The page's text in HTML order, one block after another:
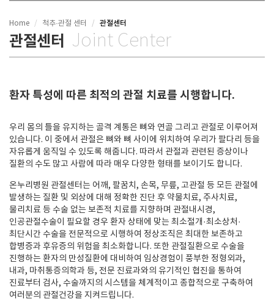
관절센터 Joint Center
Home 척추·관절 센터 관절센터
환자 특성에 따른 최적의 관절 치료를 시행합니다.
우리 몸의 틀을 유지하는 골격 계통은 뼈와 연골 그리고 관절로 이루어져
있습니다. 이 중에서 관절은 뼈와 뼈 사이에 위치하여 우리가 팔다리 등을
자유롭게 움직일 수 있도록 해줍니다. 따라서 관절과 관련된 증상이나
질환의 수도 많고 사람에 따라 매우 다양한 형태를 보이기도 합니다.
온누리병원 관절센터는 어깨, 팔꿈치, 손목, 무릎, 고관절 등 모든 관절에
발생하는 질환 및 외상에 대해 정확한 진단 후 약물치료, 주사치료,
물리치료 등 수술 없는 보존적 치료를 지향하며 관절내시경,
인공관절수술이 필요할 경우 환자 상태에 맞는 최소절개·최소상처·
최단시간 수술을 전문적으로 시행하여 정상조직은 최대한 보존하고
합병증과 후유증의 위험을 최소화합니다. 또한 관절질환으로 수술을
진행하는 환자의 만성질환에 대비하여 임상경험이 풍부한 정형외과,
내과, 마취통증의학과 등, 전문 진료과와의 유기적인 협진을 통하여
진료부터 검사, 수술까지의 시스템을 체계적이고 종합적으로 구축하여
여러분의 관절건강을 지켜드립니다.